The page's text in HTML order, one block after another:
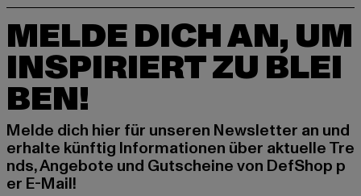
MELDE DICH AN, UM
INSPIRIERT ZU BLEI
BEN!
Melde dich hier für unseren Newsletter an und
erhalte künftig Informationen über aktuelle Tre
nds, Angebote und Gutscheine von DefShop p
er E-Mail!